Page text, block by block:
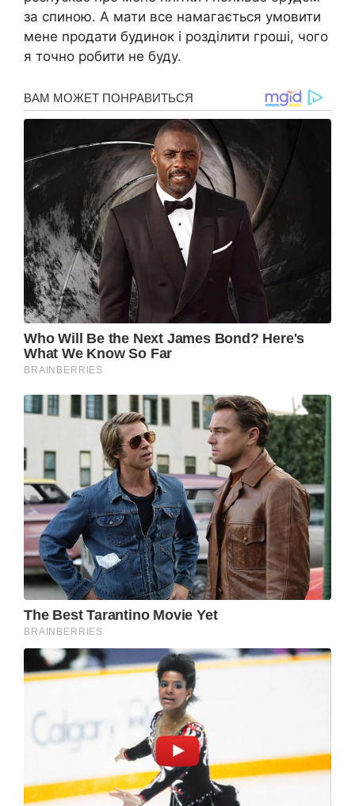
за спиною. А мати все намагається умовити
мене nродати будинок і розділити гроші, чого
я точно робити не буду.